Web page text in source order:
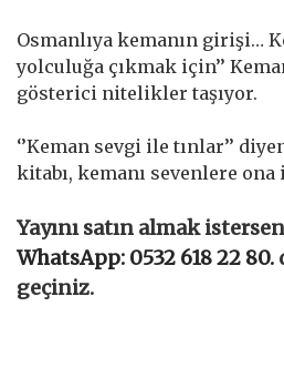
Osmanlıya kemanın girişi…
yolculuğa çıkmak için’’
gösterici nitelikler taşıyor.
‘’Keman sevgi ile tınlar’’
kitabı, kemanı sevenlere
Yayını satın almak
WhatsApp: 0532 618 22 80.
geçiniz.